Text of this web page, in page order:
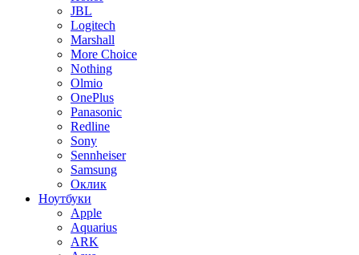
JBL
Logitech
Marshall
More Choice
Nothing
Olmio
OnePlus
Panasonic
Redline
Sony
Sennheiser
Samsung
Оклик
Ноутбуки
Apple
Aquarius
ARK